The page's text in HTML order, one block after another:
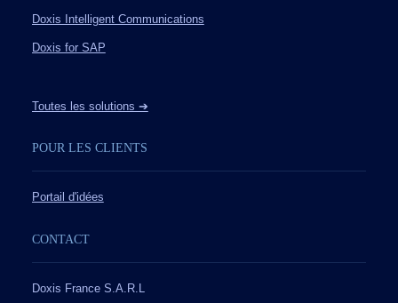
Doxis Intelligent Communications
Doxis for SAP
Toutes les solutions ➔
POUR LES CLIENTS
Portail d'idées
CONTACT
Doxis France S.A.R.L